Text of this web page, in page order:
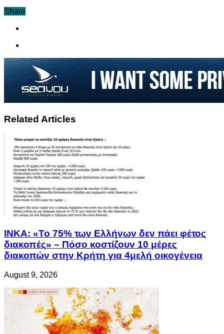
Share
Related Articles
ΙΝΚΑ: «Το 75% των Ελλήνων δεν πάει φέτος
διακοπές» – Πόσο κοστίζουν 10 μέρες
διακοπών στην Κρήτη για 4μελή οικογένεια
August 9, 2026